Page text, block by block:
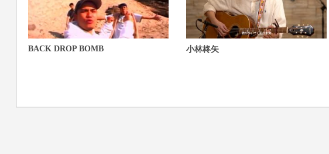
BACK DROP BOMB 小林柊矢